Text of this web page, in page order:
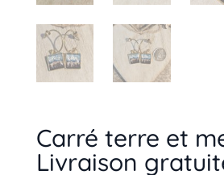
Carré terre et
Livraison